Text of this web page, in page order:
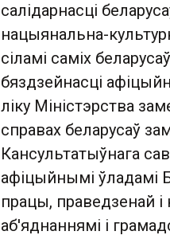
салідарнасці
нацыянальна-
сіламі саміх
бяздзейнасці
ліку Міністэрства
справах беларусаў
Кансультатыўнага
афіцыйнымі ўладамі
працы, праведзенай і
аб'яднаннямі і